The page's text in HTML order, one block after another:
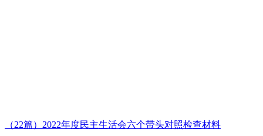
（22篇）2022年度民主生活会六个带头对照检查材料